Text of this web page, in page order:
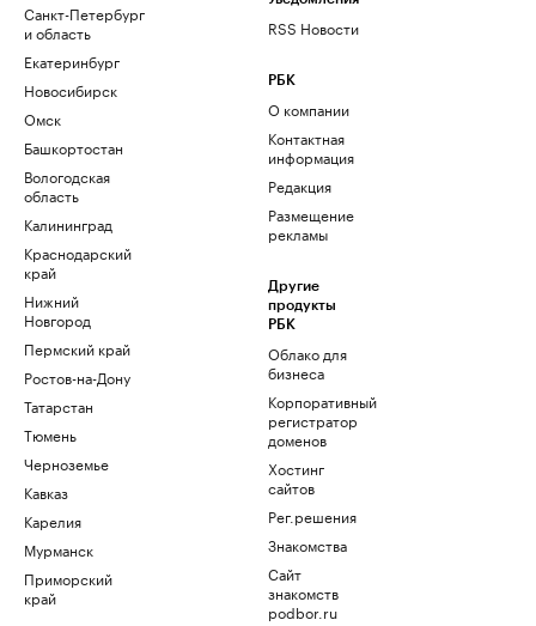
Санкт-Петербург
и область
Екатеринбург
Новосибирск
Омск
Башкортостан
Вологодская
область
Калининград
Краснодарский
край
Нижний
Новгород
Пермский край
Ростов-на-Дону
Татарстан
Тюмень
Черноземье
Кавказ
Карелия
Мурманск
Приморский
край
RSS Новости
РБК
О компании
Контактная
информация
Редакция
Размещение
рекламы
Другие
продукты
РБК
Облако для
бизнеса
Корпоративный
регистратор
доменов
Хостинг
сайтов
Рег.решения
Знакомства
Сайт
знакомств
podbor.ru